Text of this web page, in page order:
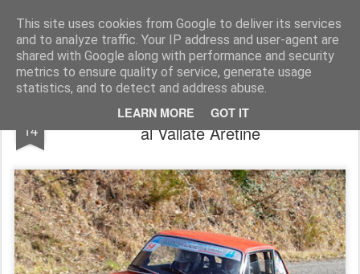
This site uses cookies from Google to deliver its services
and to analyze traffic. Your IP address and user-agent are
shared with Google along with performance and security
metrics to ensure quality of service, generate usage
statistics, and to detect and address abuse.
LEARN MORE GOT IT
AutoMotoCorse. Motorsport Random News 280912
14
Scuderia Due Torri: buon inizio di stagione
al Vallate Aretine